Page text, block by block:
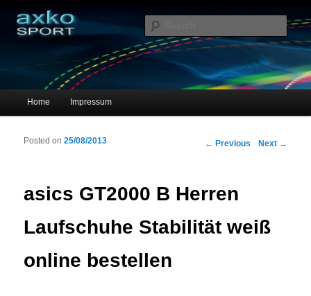
axko-sport – Sportschuhe online
Main menu
Skip to primary content
Skip to secondary content
Home Impressum
Post navigation
← Previous Next →
asics GT2000 B Herren
Laufschuhe Stabilität weiß
online bestellen
Posted on25/08/2013